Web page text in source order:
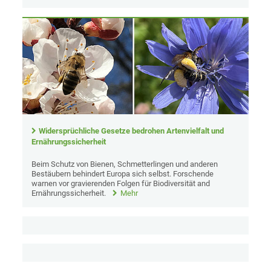
Widersprüchliche Gesetze bedrohen Artenvielfalt und
Ernährungssicherheit
Beim Schutz von Bienen, Schmetterlingen und anderen
Bestäubern behindert Europa sich selbst. Forschende
warnen vor gravierenden Folgen für Biodiversität and
Ernährungssicherheit.
Mehr